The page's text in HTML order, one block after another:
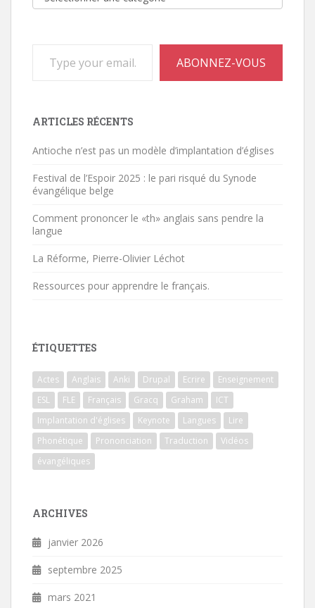
ABONNEZ-VOUS
ARTICLES RÉCENTS
Antioche n’est pas un modèle d’implantation d’églises
Festival de l’Espoir 2025 : le pari risqué du Synode
évangélique belge
Comment prononcer le «th» anglais sans pendre la
langue
La Réforme, Pierre-Olivier Léchot
Ressources pour apprendre le français.
ÉTIQUETTES
Actes Anglais Anki Drupal Ecrire
Enseignement
ESL
FLE Français Gracq Graham
ICT
Implantation d'églises
Keynote Langues
Lire
Phonétique
Prononciation Traduction
Vidéos
évangéliques
ARCHIVES
janvier 2026
septembre 2025
mars 2021